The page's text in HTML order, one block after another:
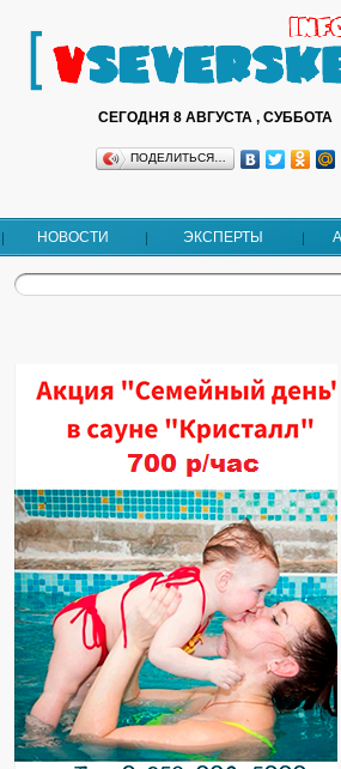
СЕГОДНЯ 8 АВГУСТА , СУББОТА
ПОДЕЛИТЬСЯ…
НОВОСТИ ЭКСПЕРТЫ